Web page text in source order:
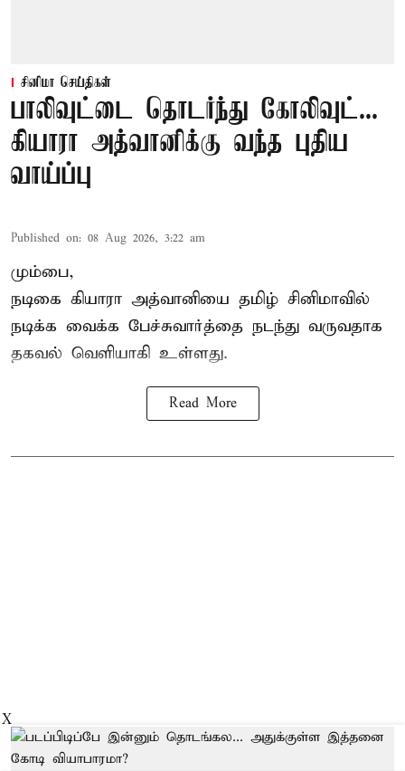
சினிமா செய்திகள்
பாலிவுட்டை தொடர்ந்து கோலிவுட்...
கியாரா அத்வானிக்கு வந்த புதிய
வாய்ப்பு
Published on: 08 Aug 2026, 3:22 am
மும்பை,
நடிகை கியாரா அத்வானியை தமிழ் சினிமாவில்
நடிக்க வைக்க பேச்சுவார்த்தை நடந்து வருவதாக
தகவல் வெளியாகி உள்ளது.
Read More
X